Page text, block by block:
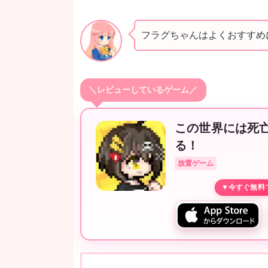
フラグちゃんはよくおすす
＼レビューしているゲーム／
この世界には死
る！
放置ゲーム